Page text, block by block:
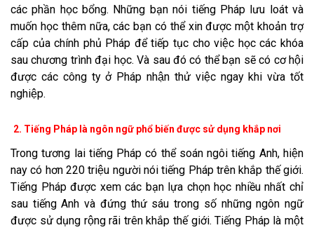
các phần học bổng. Những bạn nói tiếng Pháp lưu loát và
muốn học thêm nữa, các bạn có thể xin được một khoản trợ
cấp của chính phủ Pháp để tiếp tục cho việc học các khóa
sau chương trình đại học. Và sau đó có thể bạn sẽ có cơ hội
được các công ty ở Pháp nhận thử việc ngay khi vừa tốt
nghiệp.
2. Tiếng Pháp là ngôn ngữ phổ biến được sử dụng khắp nơi
Trong tương lai tiếng Pháp có thể soán ngôi tiếng Anh, hiện
nay có hơn 220 triệu người nói tiếng Pháp trên khắp thế giới.
Tiếng Pháp được xem các bạn lựa chọn học nhiều nhất chỉ
sau tiếng Anh và đứng thứ sáu trong số những ngôn ngữ
được sử dụng rộng rãi trên khắp thế giới. Tiếng Pháp là một